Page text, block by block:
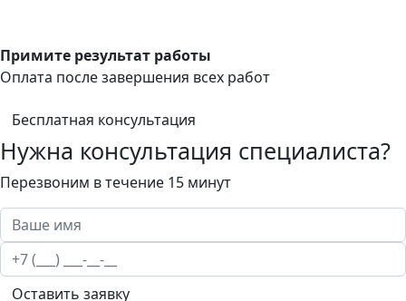
Примите результат работы
Оплата после завершения всех работ
Бесплатная консультация
Нужна консультация специалиста?
Перезвоним в течение 15 минут
Оставить заявку